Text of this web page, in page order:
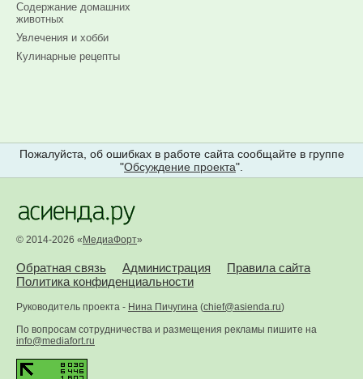
Содержание домашних
животных
Увлечения и хобби
Кулинарные рецепты
Пожалуйста, об ошибках в работе сайта сообщайте в группе
"Обсуждение проекта".
© 2014-2026 « МедиаФорт»
Обратная связь Администрация
Правила сайта
Политика конфиденциальности
Руководитель проекта - Нина Пичугина (chief@asienda.ru)
По вопросам сотрудничества и размещения рекламы пишите на
info@mediafort.ru